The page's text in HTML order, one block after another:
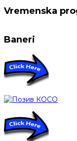
Vremenska
Baneri